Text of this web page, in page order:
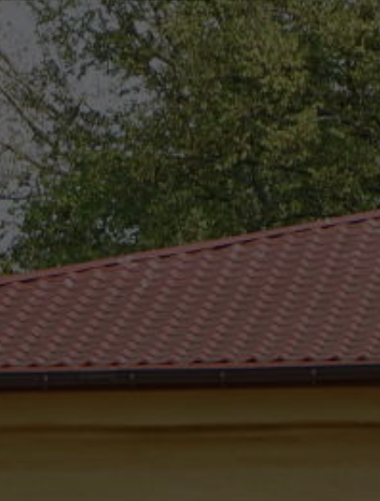
(0-25) 755 41 01 urzad_gminy@wojcieszkow.pl